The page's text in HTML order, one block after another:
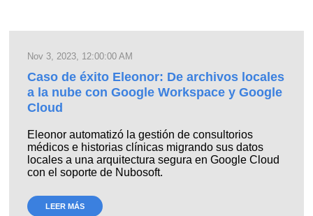
Nov 3, 2023, 12:00:00 AM
Caso de éxito Eleonor: De archivos locales
a la nube con Google Workspace y Google
Cloud
Eleonor automatizó la gestión de consultorios
médicos e historias clínicas migrando sus datos
locales a una arquitectura segura en Google Cloud
con el soporte de Nubosoft.
LEER MÁS